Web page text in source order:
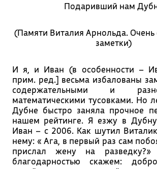
Подаривший нам
(Памяти Виталия Арнольда. Очень
заметки)
И я, и Иван (в особенности –
прим. ред.] весьма избалованы
содержательными и
математическими тусовками. Но
Дубне быстро заняла прочное
нашем рейтинге. Я езжу в
Иван – с 2006. Как шутил
нему: « Ага, в первый раз сам
прислал жену на
благодарностью скажем: